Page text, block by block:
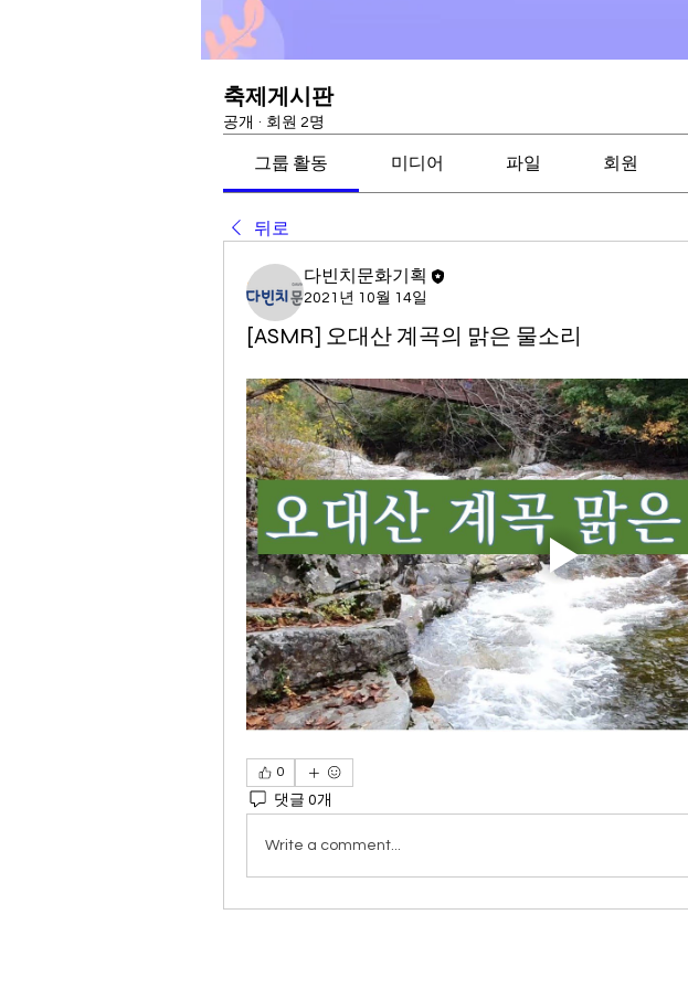
축제게시판
공개 · 회원 2명
그룹 활동 미디어 파일 회원
뒤로
다빈치문화기획
2021년 10월 14일
[ASMR] 오대산 계곡의 맑은 물소리
0
댓글 0개
Write a comment...